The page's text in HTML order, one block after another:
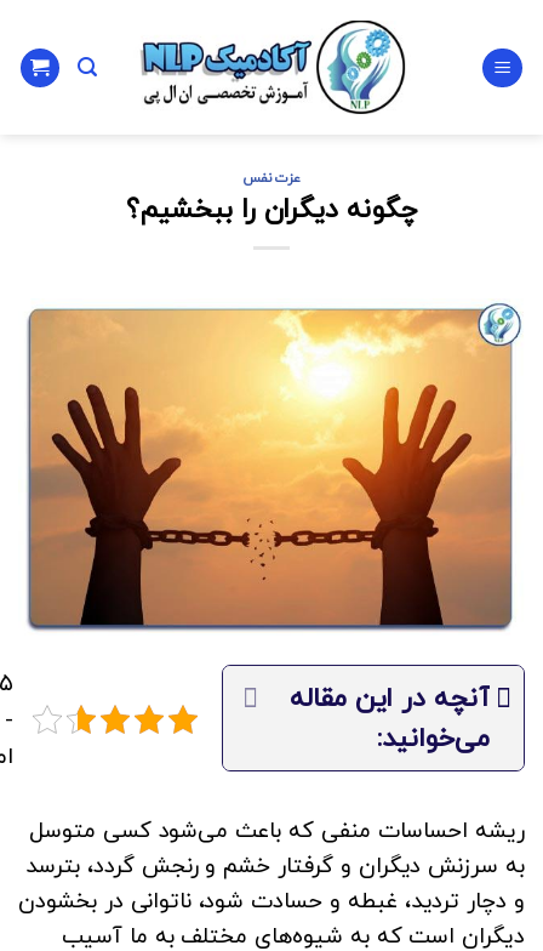
content
عزت نفس
چگونه دیگران را ببخشیم؟
آنچه در این مقاله
می‌خوانید:
ریشه احساسات منفی که باعث می‌شود کسی متوسل
به سرزنش دیگران و گرفتار خشم و رنجش گردد، بترسد
و دچار تردید، غبطه و حسادت شود، ناتوانی در بخشودن
دیگران است که به شیوه‌های مختلف به ما آسیب